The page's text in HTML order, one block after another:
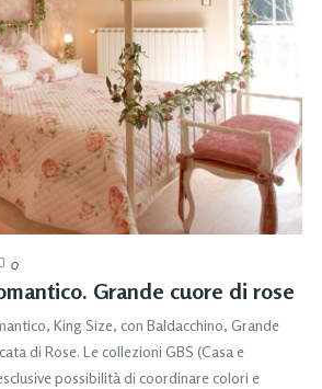
0
Grande cuore di rose
King Size, con Baldacchino, Grande
di Rose. Le collezioni GBS (Casa e
possibilità di coordinare colori e